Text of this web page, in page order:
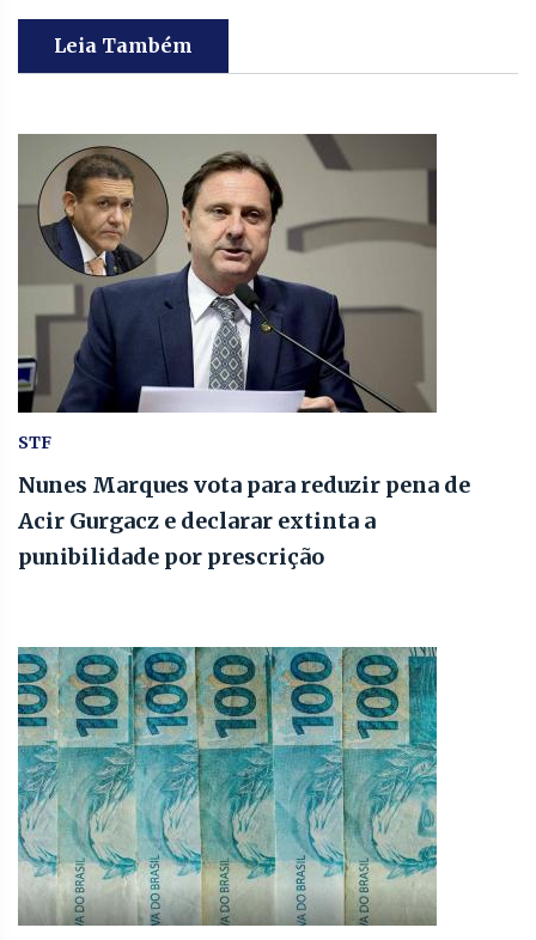
Leia Também
STF
Nunes Marques vota para reduzir pena de
Acir Gurgacz e declarar extinta a
punibilidade por prescrição